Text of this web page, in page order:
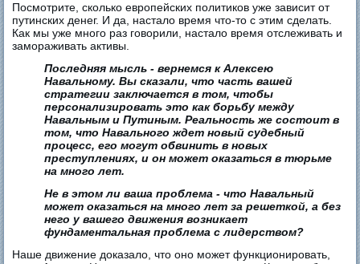
Посмотрите, сколько европейских политиков уже зависит от
путинских денег. И да, настало время что-то с этим сделать.
Как мы уже много раз говорили, настало время отслеживать и
замораживать активы.
Последняя мысль - вернемся к Алексею
Навальному. Вы сказали, что часть вашей
стратегии заключается в том, чтобы
персонализировать это как борьбу между
Навальным и Путиным. Реальность же состоит в
том, что Навального ждет новый судебный
процесс, его могут обвинить в новых
преступлениях, и он может оказаться в тюрьме
на много лет.
Не в этом ли ваша проблема - что Навальный
может оказаться на много лет за решеткой, а без
него у вашего движения возникает
фундаментальная проблема с лидерством?
Наше движение доказало, что оно может функционировать,